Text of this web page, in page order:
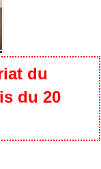
du
du 20